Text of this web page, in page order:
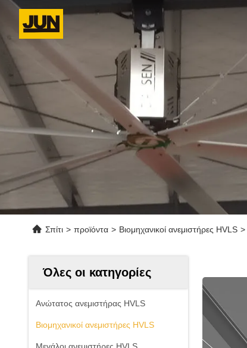
Σπίτι > προϊόντα > Βιομηχανικοί ανεμιστήρες HVLS >
Όλες οι κατηγορίες
Ανώτατος ανεμιστήρας HVLS
Βιομηχανικοί ανεμιστήρες HVLS